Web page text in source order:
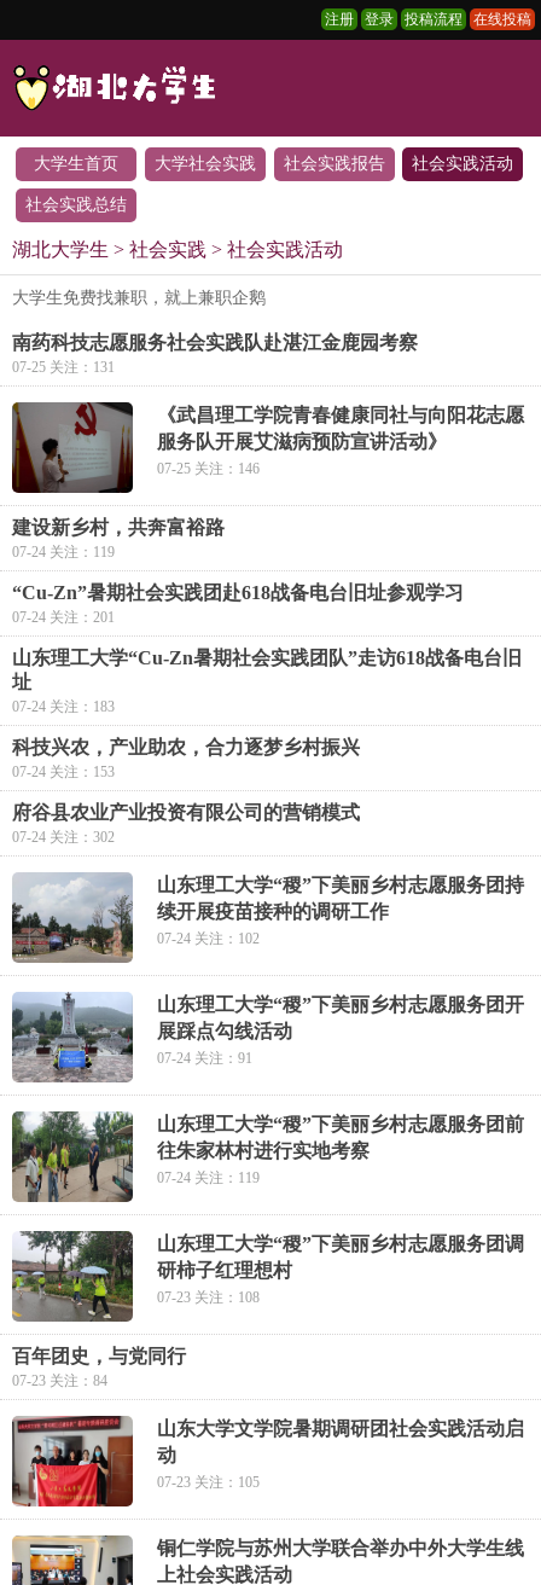
注册 登录 投稿流程 在线投稿
大学生首页 大学社会实践 社会实践报告 社会实践活动
社会实践总结
湖北大学生 > 社会实践 > 社会实践活动
大学生免费找兼职，就上兼职企鹅
南药科技志愿服务社会实践队赴湛江金鹿园考察
07-25 关注：131
《武昌理工学院青春健康同社与向阳花志愿
服务队开展艾滋病预防宣讲活动》
07-25 关注：146
建设新乡村，共奔富裕路
07-24 关注：119
“Cu-Zn”暑期社会实践团赴618战备电台旧址参观学习
07-24 关注：201
山东理工大学“Cu-Zn暑期社会实践团队”走访618战备电台旧
址
07-24 关注：183
科技兴农，产业助农，合力逐梦乡村振兴
07-24 关注：153
府谷县农业产业投资有限公司的营销模式
07-24 关注：302
山东理工大学“稷”下美丽乡村志愿服务团持
续开展疫苗接种的调研工作
07-24 关注：102
山东理工大学“稷”下美丽乡村志愿服务团开
展踩点勾线活动
07-24 关注：91
山东理工大学“稷”下美丽乡村志愿服务团前
往朱家林村进行实地考察
07-24 关注：119
山东理工大学“稷”下美丽乡村志愿服务团调
研柿子红理想村
07-23 关注：108
百年团史，与党同行
07-23 关注：84
山东大学文学院暑期调研团社会实践活动启
动
07-23 关注：105
铜仁学院与苏州大学联合举办中外大学生线
上社会实践活动